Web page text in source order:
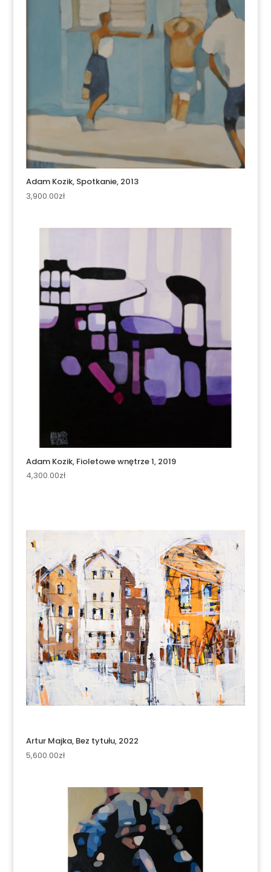
Adam Kozik, Spotkanie, 2013
3,900.00zł
Adam Kozik, Fioletowe wnętrze 1, 2019
4,300.00zł
Artur Majka, Bez tytułu, 2022
5,600.00zł